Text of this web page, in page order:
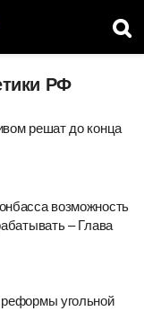
РФ
решат до конца
возможность
– Глава
угольной